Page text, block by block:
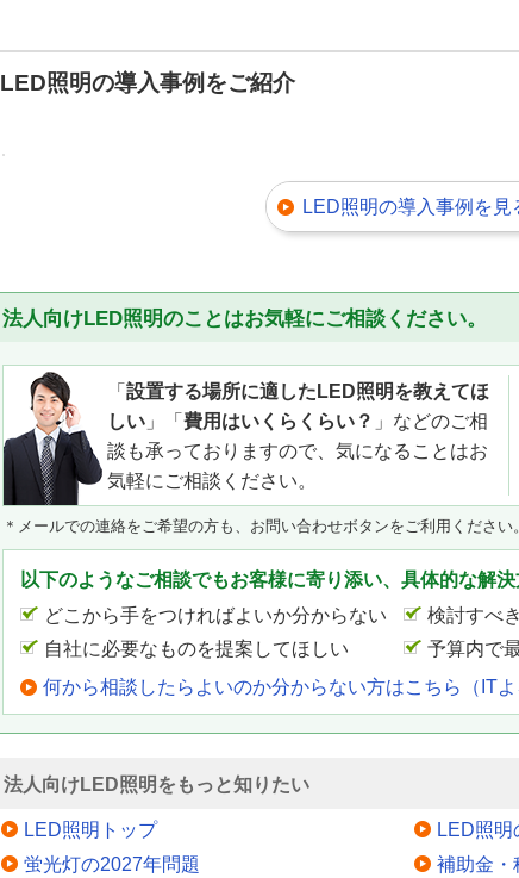
LED照明の導入事例をご紹介
LED照明の導入事例を見
法人向けLED照明のことはお気軽にご相談ください。
「 設置する場所に適したLED照明を教えてほ
しい 」「 費用はいくらくらい？ 」などのご相
談も承っておりますので、気になることはお
気軽にご相談ください。
＊メールでの連絡をご希望の方も、お問い合わせボタンをご利用ください
以下のようなご相談でもお客様に寄り添い、具体的な解
どこから手をつければよいか分からない
検討すべ
自社に必要なものを提案してほしい
予算内で
何から相談したらよいのか分からない方はこちら（IT
法人向けLED照明をもっと知りたい
LED照明トップ
蛍光灯の2027年問題
LED照
補助金・